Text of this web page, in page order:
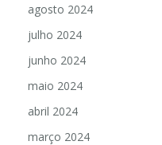
agosto 2024
julho 2024
junho 2024
maio 2024
abril 2024
março 2024